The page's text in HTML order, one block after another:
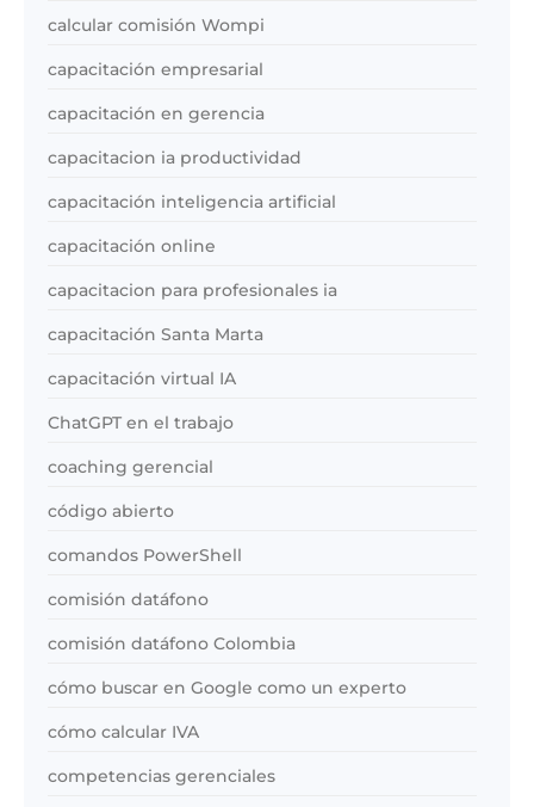
calcular comisión Wompi
capacitación empresarial
capacitación en gerencia
capacitacion ia productividad
capacitación inteligencia artificial
capacitación online
capacitacion para profesionales ia
capacitación Santa Marta
capacitación virtual IA
ChatGPT en el trabajo
coaching gerencial
código abierto
comandos PowerShell
comisión datáfono
comisión datáfono Colombia
cómo buscar en Google como un experto
cómo calcular IVA
competencias gerenciales